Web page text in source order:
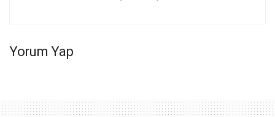
Yorum Yap